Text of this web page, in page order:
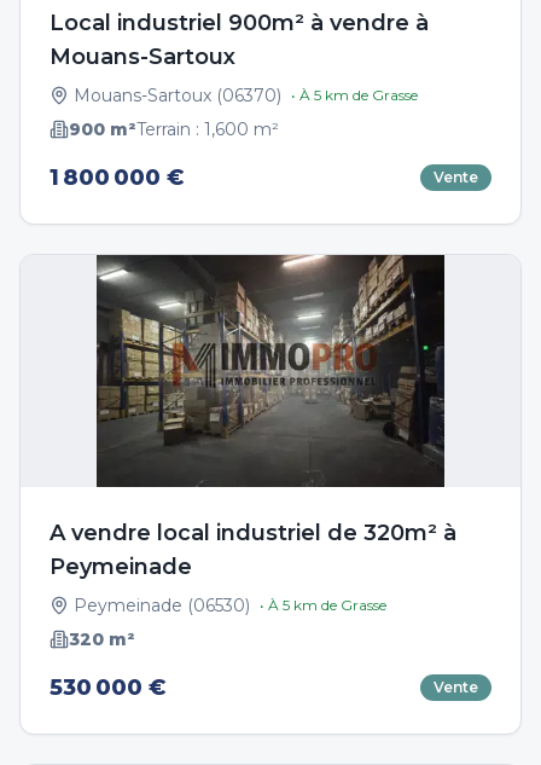
Local industriel 900m² à vendre à
Mouans-Sartoux
Mouans-Sartoux (06370) • À 5 km de Grasse
900 m²Terrain : 1,600 m²
1 800 000 € Vente
A vendre local industriel de 320m² à
Peymeinade
Peymeinade (06530) • À 5 km de Grasse
320 m²
530 000 € Vente